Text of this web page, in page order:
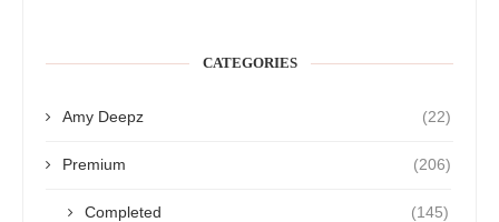
CATEGORIES
Amy Deepz (22)
Premium (206)
Completed (145)